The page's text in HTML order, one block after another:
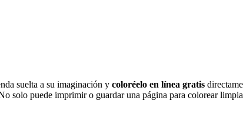
suelta a su imaginación y coloréelo en línea gratis
solo puede imprimir o guardar una página para colorear